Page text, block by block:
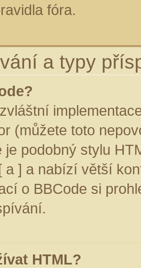
fóra.
a typy
(můžete toto
je podobný stylu
a ] a nabízí větší
o BBCode si
HTML?